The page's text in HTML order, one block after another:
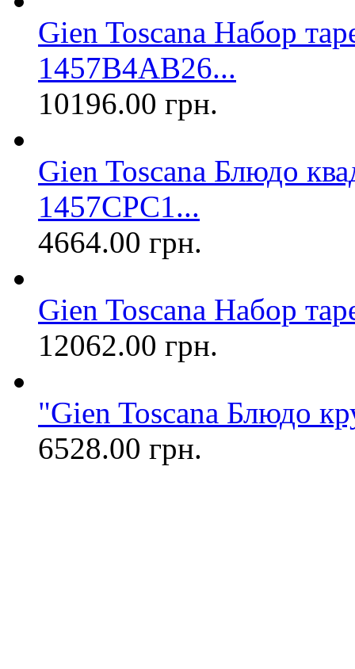
Gien Toscana Набор
1457B4AB26...
10196.00 грн.
Gien Toscana Блюдо
1457CPC1...
4664.00 грн.
Gien Toscana Набор
12062.00 грн.
"Gien Toscana Блюдо
6528.00 грн.